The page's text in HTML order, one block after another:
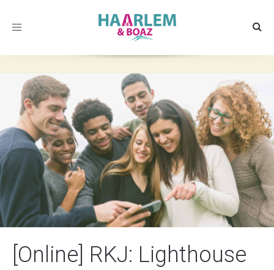
Toggle
[Online] RKJ: Lighthouse